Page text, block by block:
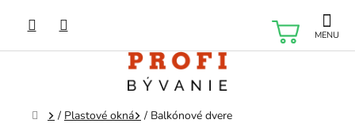
obsah
Domov
/ Plastové okná / Balkónové dvere